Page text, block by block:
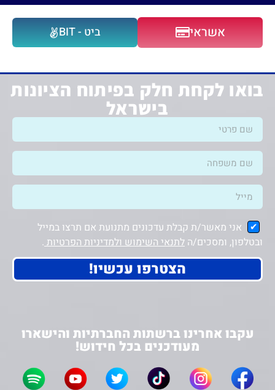
אשראי ביט - BIT
בואו לקחת חלק בפיתוח הציונות
בישראל
אני מאשר/ת קבלת עדכונים מתנועת אם תרצו במייל
ובטלפון, ומסכים/ה לתנאי השימוש ולמדיניות הפרטיות .
הצטרפו עכשיו!
עקבו אחרינו ברשתות החברתיות והישארו
מעודכנים בכל חידוש!